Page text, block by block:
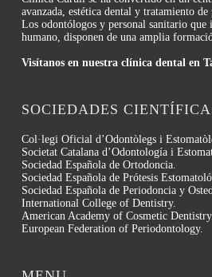
avanzada, estética dental y tratamiento de
Los odontólogos y personal sanitario que
humano, disponen de una amplia
Visítanos en nuestra clínica dental en
SOCIEDADES
Col·legi Oficial d’Odontòlegs i
Societat Catalana d’Odontología i
Sociedad Española de Ortodoncia.
Sociedad Española de Prótesis
Sociedad Española de Periodoncia y
International College of Dentistry.
American Academy of Cosmetic
European Federation of Periodontology.